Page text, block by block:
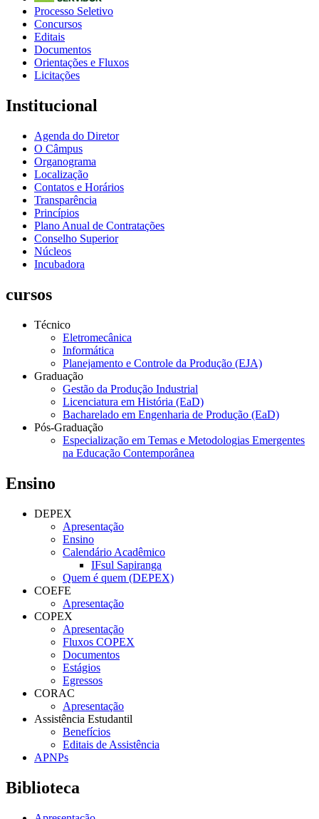
Processo Seletivo
Concursos
Editais
Documentos
Orientações e Fluxos
Licitações
Institucional
Agenda do Diretor
O Câmpus
Organograma
Localização
Contatos e Horários
Transparência
Princípios
Plano Anual de Contratações
Conselho Superior
Núcleos
Incubadora
cursos
Técnico
Eletromecânica
Informática
Planejamento e Controle da Produção (EJA)
Graduação
Gestão da Produção Industrial
Licenciatura em História (EaD)
Bacharelado em Engenharia de Produção (EaD)
Pós-Graduação
Especialização em Temas e Metodologias Emergentes
na Educação Contemporânea
Ensino
DEPEX
Apresentação
Ensino
Calendário Acadêmico
IFsul Sapiranga
Quem é quem (DEPEX)
COEFE
Apresentação
COPEX
Apresentação
Fluxos COPEX
Documentos
Estágios
Egressos
CORAC
Apresentação
Assistência Estudantil
Benefícios
Editais de Assistência
APNPs
Biblioteca